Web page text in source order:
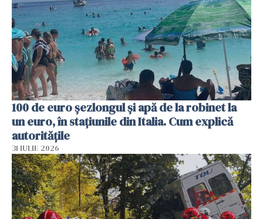
100 de euro șezlongul și apă de la robinet la
un euro, în stațiunile din Italia. Cum explică
autoritățile
31 IULIE 2026